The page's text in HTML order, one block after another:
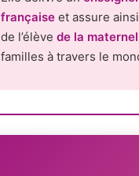
française et assure
de l’élèvede la
familles à travers le